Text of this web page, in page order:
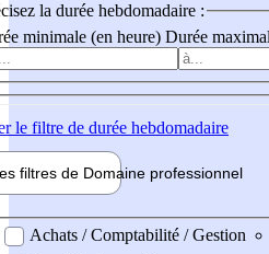
la durée hebdomadaire :
minimale (en heure) Durée
le filtre de durée hebdomadaire
filtres de Domaine professionnel
professionel
Achats / Comptabilité / Gestion